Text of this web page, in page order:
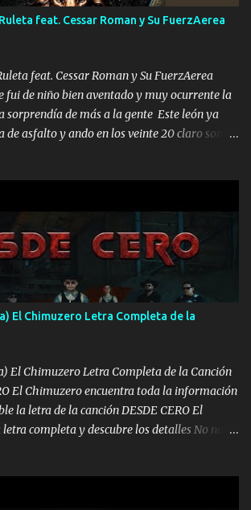
DE CLAVE ERA EL 24 SIEMPRE FUE UN
POR ALGO M'URIÓ PELEAND0 SIEMPRE
PARA QUE SIGA EL LEGADO Es el DOS de
inteligente y com...
feat. Cessar Roman y Su FuerzAerea
feat. Cessar Roman y Su FuerzAerea
fui de niño bien aventado y muy ocurrente la
sorprendía de más a la gente Este león ya
de asfalto y ando en los veinte 20 claro son
les voy a dar hasta topar pues no hay de
bien mi camino voy por mi línea no veo a
no corre vuela no se me duerm voy chicoteado
ya tienen rato que me agarran el colmillo
no sé esperaron Al tiro esta la PrimiZa
cargo al lado doy la mano al que su amigo y
pa abajo Y No me paran aquí hay pa más
voy a dar hasta topar pues no hay de otra...
El Chimuzero Letra Completa de la
El Chimuzero Letra Completa de la Canción
El Chimuzero encuentra toda la información
la letra de la canción DESDE CERO El
completa y descubre los detalles No nací